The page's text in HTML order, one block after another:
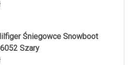
Śniegowce Snowboot
Szary